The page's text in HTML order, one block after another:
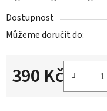
Dostupnost
Můžeme doručit do:
390 Kč